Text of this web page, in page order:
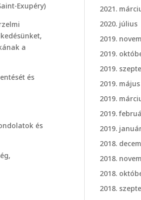
Exupéry)
a
és
és
2021.
2020. július
2019.
2019.
2019.
2019. május
2019.
2019.
2019.
2018.
2018.
2018.
2018.